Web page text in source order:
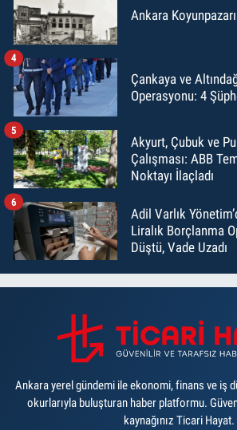
Ankara
Çankaya ve
Operasyonu: 4
4
Akyurt, Çubuk ve
Çalışması: ABB
Noktayı İlaçladı
5
Adil Varlık
Liralık Borçlanma
Düştü, Vade Uzadı
6
Ankara yerel gündemi ile ekonomi, finans ve iş
okurlarıyla buluşturan haber platformu.
kaynağınız Ticari Hayat.